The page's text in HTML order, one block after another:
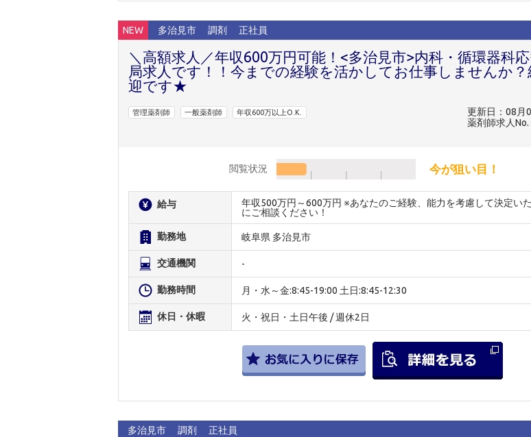
NEW 多治見市 調剤 正社員
＼高額求人／年収600万円可能！<多治見市>内科・循環器科
局求人です！！今までの経験を活かしてお仕事しませんか？
迎です★
管理薬剤師 一般薬剤師 年収600万以上O.K.
更新日：08月
薬剤師求人
閲覧状況 今が狙い目！
給与
年収500万円～600万円 ※あなたのご経験、能力を考慮して決定い
にご相談ください！
勤務地 岐阜県 多治見市
交通機関 -
勤務時間 月・水～金:8:45-19:00 土日:8:45-12:30
休日・休暇 火・祝日・土日午後 / 週休2日
多治見市 調剤 正社員